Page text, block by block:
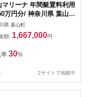
マリーナ 年間艇置料利用
万円分/ 神奈川県 葉山町
利用 チケット 利用券 係
料 船 ふね レジャー
ヨット リゾート 釣り フ
シング ボートフィッシン
株)葉山マリーナー】
県 葉山町
額: 1,667,000円
30%
2サイトで掲載中